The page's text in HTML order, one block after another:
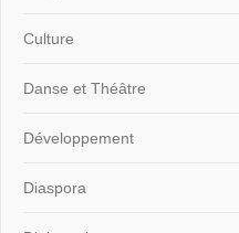
Culture
Danse et Théâtre
Développement
Diaspora